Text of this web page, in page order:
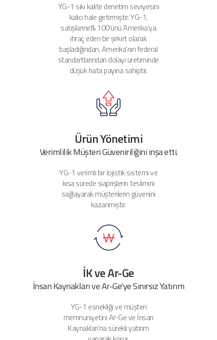
YG-1 sıkı kalite denetim seviyesini
kalıcı hale getirmiştir.YG-1,
satışlarının% 100'ünü Amerika'ya
ihraç eden bir şirket olarak
başladığından, Amerika'nın federal
standartlarından dolayı üretiminde
düşük hata payına sahiptir.
Ürün Yönetimi
Verimlilik Müşteri Güveniriliğini inşa etti.
YG-1 verimli bir lojistik sistemi ve
kısa sürede siaprişlerin teslimini
sağlayarak müşterilerin güvenini
kazanmıştır.
İK ve Ar-Ge
İnsan Kaynakları ve Ar-Ge'ye Sınırsız Yatırım
YG-1 esnekliği ve müşteri
memnuniyetini Ar-Ge ve İnsan
Kaynakları’na sürekli yatırım